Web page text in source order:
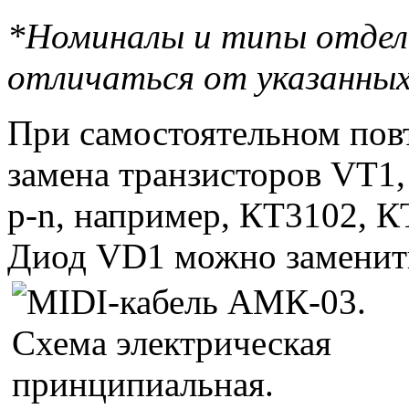
*Номиналы и типы
отличаться от
При самостоятельном
замена транзисторов
p-n, например, КТ3102,
Диод VD1 можно